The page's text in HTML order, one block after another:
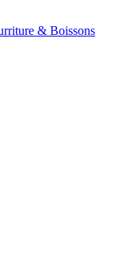
& Boissons